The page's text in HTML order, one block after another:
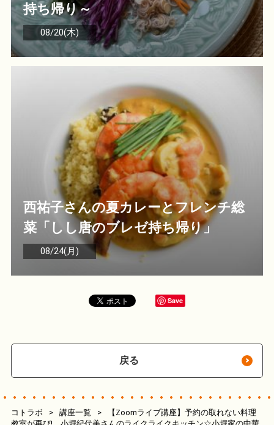
持ち帰り～
08/20(木)
西祐子さんの夏カレーとフレンチ総
菜「しし唐のブレゼ持ち帰り」
08/24(月)
Save
戻る
コトラボ > 講座一覧 >
【Zoomライブ講座】予約の取れない料理